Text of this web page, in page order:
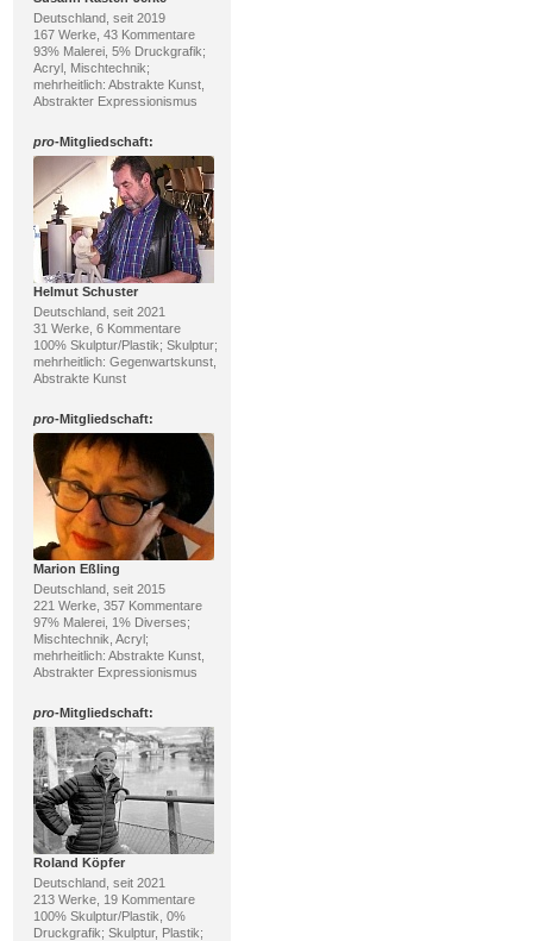
Deutschland, seit 2019
167 Werke, 43 Kommentare
93% Malerei, 5% Druckgrafik;
Acryl, Mischtechnik;
mehrheitlich: Abstrakte Kunst,
Abstrakter Expressionismus
pro-Mitgliedschaft:
Helmut Schuster
Deutschland, seit 2021
31 Werke, 6 Kommentare
100% Skulptur/Plastik; Skulptur;
mehrheitlich: Gegenwartskunst,
Abstrakte Kunst
pro-Mitgliedschaft:
Marion Eßling
Deutschland, seit 2015
221 Werke, 357 Kommentare
97% Malerei, 1% Diverses;
Mischtechnik, Acryl;
mehrheitlich: Abstrakte Kunst,
Abstrakter Expressionismus
pro-Mitgliedschaft:
Roland Köpfer
Deutschland, seit 2021
213 Werke, 19 Kommentare
100% Skulptur/Plastik, 0%
Druckgrafik; Skulptur, Plastik;